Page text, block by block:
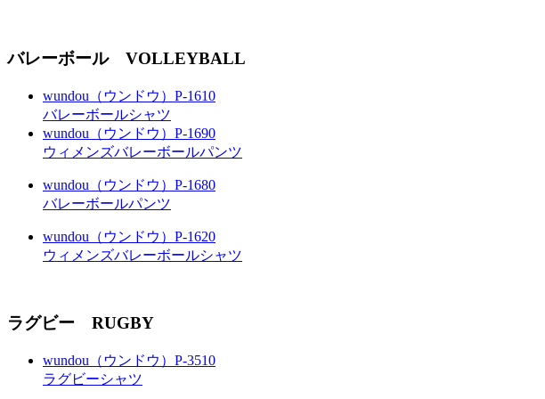
バレーボール VOLLEYBALL
wundou（ウンドウ）P-1610
バレーボールシャツ
wundou（ウンドウ）P-1690
ウィメンズバレーボールパンツ
wundou（ウンドウ）P-1680
バレーボールパンツ
wundou（ウンドウ）P-1620
ウィメンズバレーボールシャツ
ラグビー RUGBY
wundou（ウンドウ）P-3510
ラグビーシャツ